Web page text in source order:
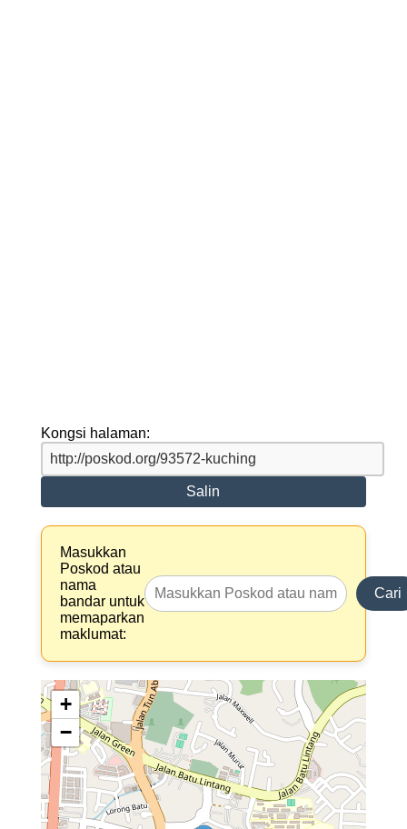
Kongsi halaman:
Salin
Masukkan
Poskod atau
nama
bandar untuk
memaparkan
maklumat:
Cari
+
−